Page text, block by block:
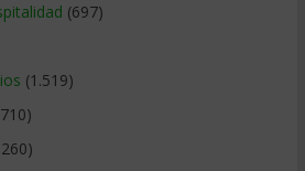
(697)
(1.519)